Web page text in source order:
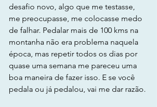
desafio novo, algo que me testasse,
me preocupasse, me colocasse medo
de falhar. Pedalar mais de 100 kms na
montanha não era problema naquela
época, mas repetir todos os dias por
quase uma semana me pareceu uma
boa maneira de fazer isso. E se você
pedala ou já pedalou, vai me dar razão.